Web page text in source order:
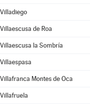
Villadiego
Villaescusa de Roa
Villaescusa la Sombría
Villaespasa
Villafranca Montes de Oca
Villafruela